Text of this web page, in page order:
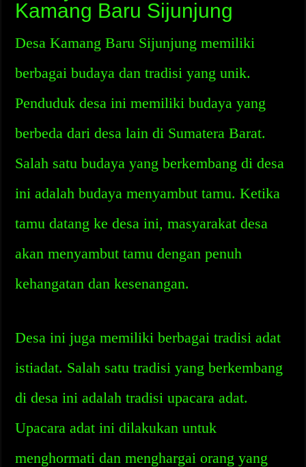
Kamang Baru Sijunjung
Desa Kamang Baru Sijunjung memiliki
berbagai budaya dan tradisi yang unik.
Penduduk desa ini memiliki budaya yang
berbeda dari desa lain di Sumatera Barat.
Salah satu budaya yang berkembang di desa
ini adalah budaya menyambut tamu. Ketika
tamu datang ke desa ini, masyarakat desa
akan menyambut tamu dengan penuh
kehangatan dan kesenangan.
Desa ini juga memiliki berbagai tradisi adat
istiadat. Salah satu tradisi yang berkembang
di desa ini adalah tradisi upacara adat.
Upacara adat ini dilakukan untuk
menghormati dan menghargai orang yang